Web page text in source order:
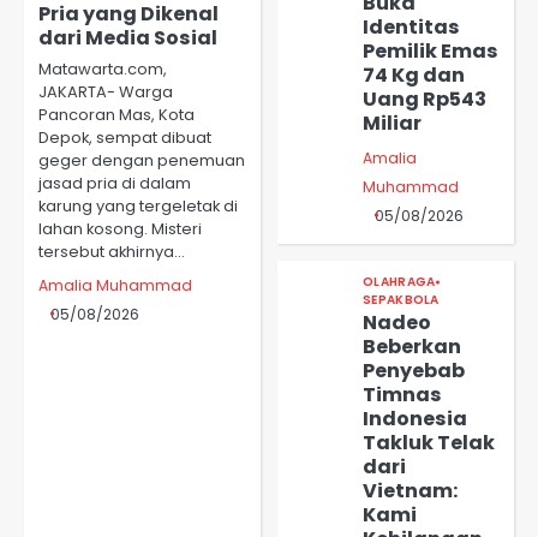
Pria yang Dikenal
dari Media Sosial
Matawarta.com,
JAKARTA- Warga
Pancoran Mas, Kota
Depok, sempat dibuat
geger dengan penemuan
jasad pria di dalam
karung yang tergeletak di
lahan kosong. Misteri
tersebut akhirnya…
Amalia Muhammad
05/08/2026
Identitas
Pemilik Emas
74 Kg dan
Uang Rp543
Miliar
Amalia
Muhammad
05/08/2026
OLAHRAGA
SEPAKBOLA
Nadeo
Beberkan
Penyebab
Timnas
Indonesia
Takluk Telak
dari
Vietnam:
Kami